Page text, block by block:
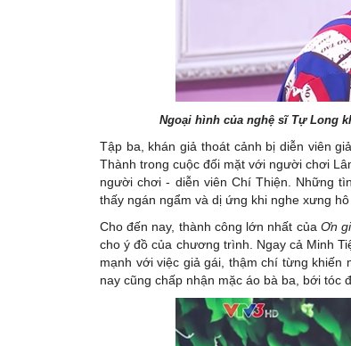
Ngoại hình của nghệ sĩ Tự Long
Tập ba, khán giả thoát cảnh bị diễn viên
Thành trong cuộc đối mặt với người chơi
người chơi - diễn viên Chí Thiện. Những
thấy ngán ngẩm và dị ứng khi nghe xưng
Cho đến nay, thành công lớn nhất của Ơn
cho ý đồ của chương trình. Ngay cả Minh
mạnh với việc giả gái, thậm chí từng khiến
nay cũng chấp nhận mặc áo bà ba, bới tóc